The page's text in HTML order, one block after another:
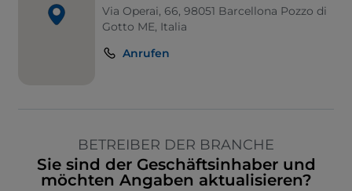
Via Operai, 66, 98051 Barcellona Pozzo di
Gotto ME, Italia
Anrufen
BETREIBER DER BRANCHE
Sie sind der Geschäftsinhaber und
möchten Angaben aktualisieren?